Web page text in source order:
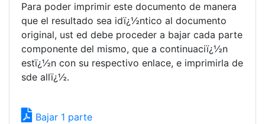
Para poder imprimir este documento de manera
que el resultado sea idï¿½ntico al documento
original, ust ed debe proceder a bajar cada parte
componente del mismo, que a continuaciï¿½n
estï¿½n con su respectivo enlace, e imprimirla de
sde allï¿½.
Bajar 1 parte